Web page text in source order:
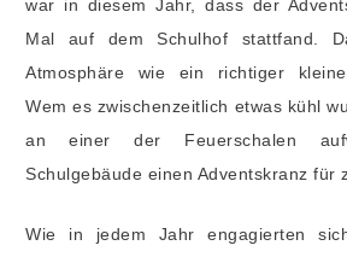
war in diesem Jahr, dass der
Mal auf dem Schulhof stattfand.
Atmosphäre wie ein richtiger
Wem es zwischenzeitlich etwas kühl
an einer der Feuerschalen
Schulgebäude einen Adventskranz für
Wie in jedem Jahr engagierten